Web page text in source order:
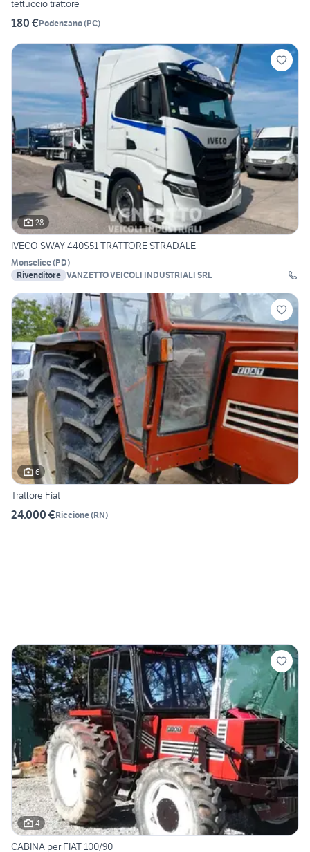
tettuccio trattore
180 €Podenzano(PC)
28
IVECO SWAY 440S51 TRATTORE STRADALE
Monselice(PD)
Rivenditore VANZETTO VEICOLI INDUSTRIALI SRL
6
Trattore Fiat
24.000 €Riccione(RN)
4
CABINA per FIAT 100/90